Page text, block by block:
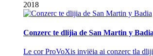
2018
Conzerc te dlijia de San Martin y Badia
Le cor ProVoXis inviëia ai conzerc tla